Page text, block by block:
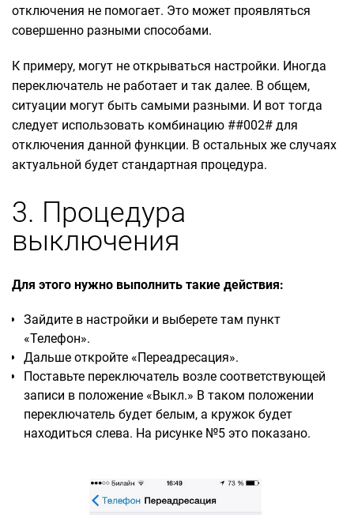
отключения не помогает. Это может проявляться
совершенно разными способами.
К примеру, могут не открываться настройки. Иногда
переключатель не работает и так далее. В общем,
ситуации могут быть самыми разными. И вот тогда
следует использовать комбинацию ##002# для
отключения данной функции. В остальных же случаях
актуальной будет стандартная процедура.
3. Процедура
выключения
Для этого нужно выполнить такие действия:
Зайдите в настройки и выберете там пункт
«Телефон».
Дальше откройте «Переадресация».
Поставьте переключатель возле соответствующей
записи в положение «Выкл.» В таком положении
переключатель будет белым, а кружок будет
находиться слева. На рисунке №5 это показано.